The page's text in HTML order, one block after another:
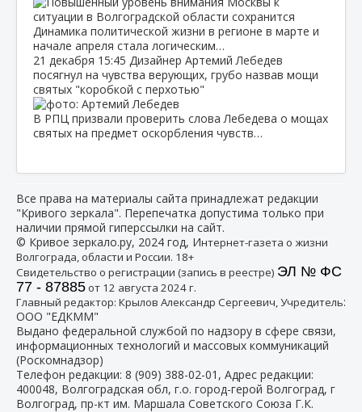
Динамика политической жизни в регионе в марте и
начале апреля стала логическим…
21 декабря 15:45 Дизайнер Артемий Лебедев
посягнул на чувства верующих, грубо назвав мощи
святых "коробкой с перхотью"
В РПЦ призвали проверить слова Лебедева о мощах
святых на предмет оскорбления чувств…
Все права на материалы сайта принадлежат редакции
"Кривого зеркала". Перепечатка допустима только при
наличии прямой гиперссылки на сайт.
© Кривое зеркало.ру, 2024 год, Интернет-газета о жизни
Волгограда, области и России. 18+
Свидетельство о регистрации (запись в реестре) ЭЛ № ФС
77 - 87885от 12 августа 2024 г.
Главный редактор: Крылов Александр Сергеевич, Учредитель:
ООО "ЕДКММ"
Выдано федеральной службой по надзору в сфере связи,
информационных технологий и массовых коммуникаций
(Роскомнадзор)
Телефон редакции: 8 (909) 388-02-01 , Адрес редакции:
400048, Волгоградская обл, г.о. город-герой Волгоград, г
Волгоград, пр-кт им. Маршала Советского Союза Г.К.